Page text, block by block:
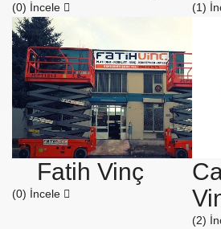
(0) İncele (1)
Fatih Vinç
(0) İncele
(2)